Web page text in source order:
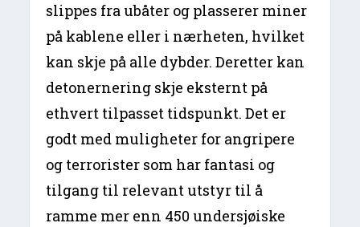
slippes fra ubåter og plasserer miner
på kablene eller i nærheten, hvilket
kan skje på alle dybder. Deretter kan
detonernering skje eksternt på
ethvert tilpasset tidspunkt. Det er
godt med muligheter for angripere
og terrorister som har fantasi og
tilgang til relevant utstyr til å
ramme mer enn 450 undersjøiske